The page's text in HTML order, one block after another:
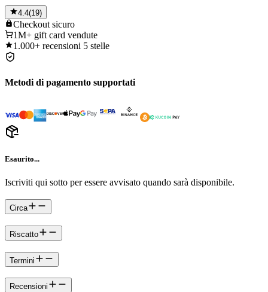
4.4(19)
Checkout sicuro
1M+ gift card vendute
1.000+ recensioni 5 stelle
Metodi di pagamento supportati
Esaurito...
Iscriviti qui sotto per essere avvisato quando sarà disponibile.
Circa
Riscatto
Termini
Recensioni